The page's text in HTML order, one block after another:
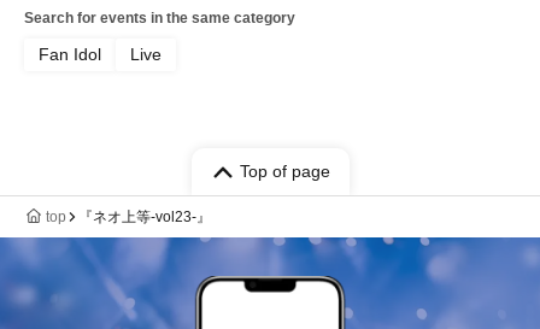
Search for events in the same category
Fan Idol Live
Top of page
top 『ネオ上等-vol23-』